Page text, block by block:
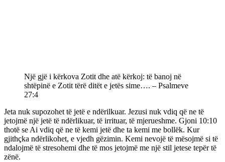
Një gjë i kërkova Zotit dhe atë kërkoj: të banoj në
shtëpinë e Zotit tërë ditët e jetës sime…. – Psalmeve
27:4
Jeta nuk supozohet të jetë e ndërilkuar. Jezusi nuk vdiq që ne të
jetojmë një jetë të ndërlikuar, të irrituar, të mjerueshme. Gjoni 10:10
thotë se Ai vdiq që ne të kemi jetë dhe ta kemi me bollëk. Kur
gjithçka ndërlikohet, e vjedh gëzimin. Kemi nevojë të mësojmë si të
ndalojmë të stresohemi dhe të mos jetojmë me një stil jetese tepër të
zënë.